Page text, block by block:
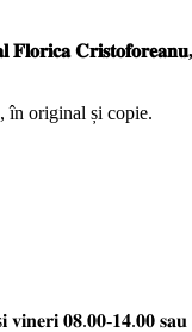
𝐅𝐥𝐨𝐫𝐢𝐜𝐚
în original și copie.
𝐯𝐢𝐧𝐞𝐫𝐢 𝟎𝟖.𝟎𝟎-𝟏𝟒.𝟎𝟎